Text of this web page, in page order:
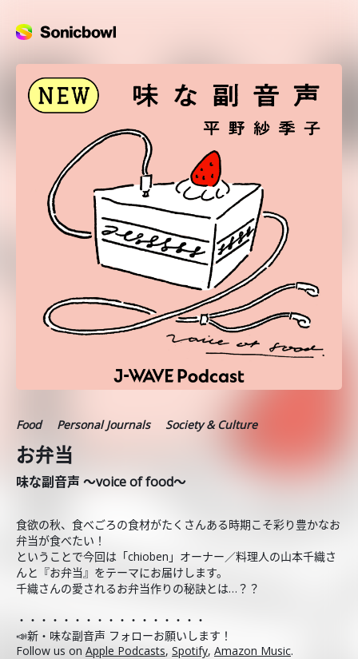
Food Personal Journals Society & Culture
お弁当
味な副音声 ～voice of food～
食欲の秋、食べごろの食材がたくさんある時期こそ彩り豊かなお
弁当が食べたい！
ということで今回は「chioben」オーナー／料理人の山本千織さ
んと『お弁当』をテーマにお届けします。
千織さんの愛されるお弁当作りの秘訣とは…？？
・・・・・・・・・・・・・・・・・
📣新・味な副音声 フォローお願いします！
Follow us on Apple Podcasts, Spotify, Amazon Music.